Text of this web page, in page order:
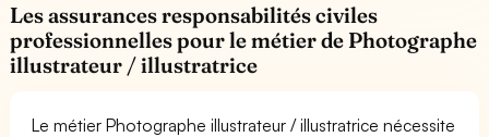
Les assurances responsabilités civiles
professionnelles pour le métier de Photographe
illustrateur / illustratrice
Le métier Photographe illustrateur / illustratrice nécessite